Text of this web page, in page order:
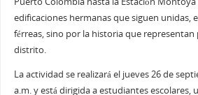
edificaciones hermanas que siguen unidas,
férreas, sino por la historia que representan
distrito.
La actividad se realizará el jueves 26 de
a.m. y está dirigida a estudiantes escolares,